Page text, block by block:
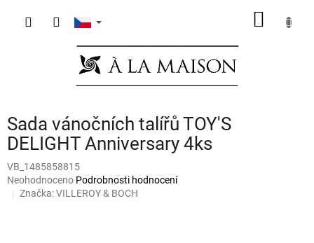
Sada vánočních talířů TOY'S
DELIGHT Anniversary 4ks
VB_1485858815
Průměrné
hodnocení
Neohodnoceno Podrobnosti hodnocení
Značka:VILLEROY & BOCH